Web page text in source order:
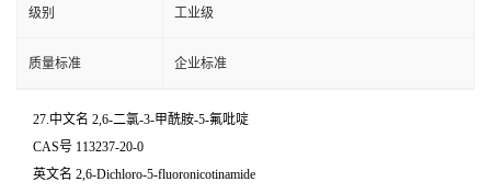
级别 工业级
质量标准 企业标准
27.中文名 2,6-二氯-3-甲酰胺-5-氟吡啶
CAS号 113237-20-0
英文名 2,6-Dichloro-5-fluoronicotinamide